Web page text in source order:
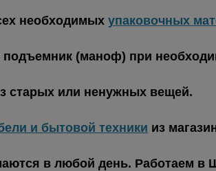
необходимых упаковочных
подъемник (маноф) при
старых или ненужных вещей.
и бытовой техники из
в любой день. Работаем в